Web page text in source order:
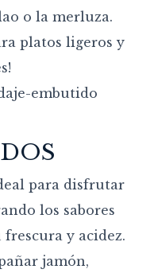
o la merluza.
platos ligeros y
para disfrutar
los sabores
frescura y acidez.
jamón,